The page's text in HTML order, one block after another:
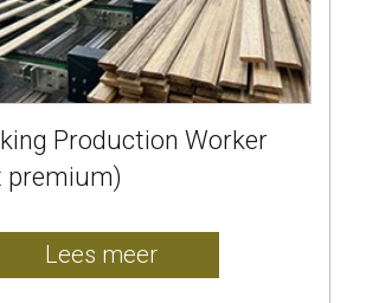
Production Worker
premium)
Lees meer